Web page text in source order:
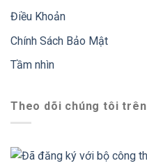
Điều Khoản
Chính Sách Bảo Mật
Tầm nhìn
Theo dõi chúng tôi trên